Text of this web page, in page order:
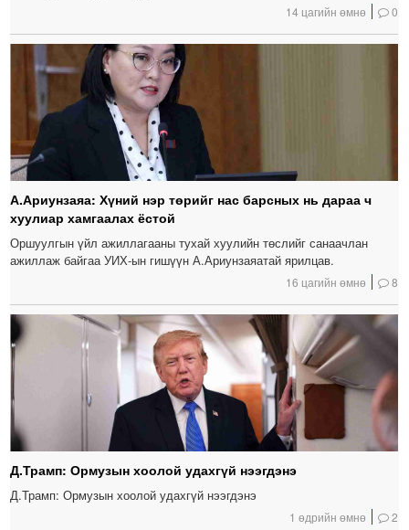
14 цагийн өмнө 0
А.Ариунзаяа: Хүний нэр төрийг нас барсных нь дараа ч
хуулиар хамгаалах ёстой
Оршуулгын үйл ажиллагааны тухай хуулийн төслийг санаачлан
ажиллаж байгаа УИХ-ын гишүүн А.Ариунзаяатай ярилцав.
16 цагийн өмнө 8
Д.Трамп: Ормузын хоолой удахгүй нээгдэнэ
Д.Трамп: Ормузын хоолой удахгүй нээгдэнэ
1 өдрийн өмнө 2